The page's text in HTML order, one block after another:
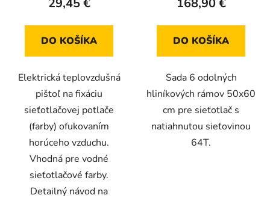
DO KOŠÍKA
Elektrická teplovzdušná
pištoľ na fixáciu
sieťotlačovej potlače
(farby) ofukovaním
horúceho vzduchu.
Vhodná pre vodné
sieťotlačové farby.
Detailný návod na
z
DO KOŠÍKA
Sada 6 odolných
hliníkových rámov 50x60
cm pre sieťotlač s
natiahnutou sieťovinou
64T.